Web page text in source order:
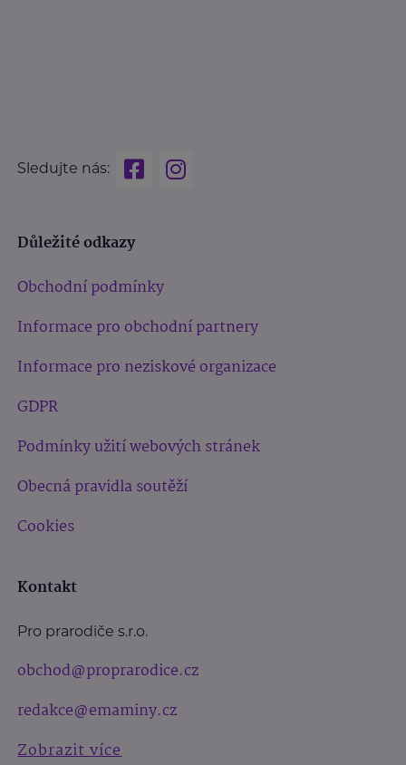
Sledujte nás:
Důležité odkazy
Obchodní podmínky
Informace pro obchodní partnery
Informace pro neziskové organizace
GDPR
Podmínky užití webových stránek
Obecná pravidla soutěží
Cookies
Kontakt
Pro prarodiče s.r.o.
obchod@proprarodice.cz
redakce@emaminy.cz
Zobrazit více